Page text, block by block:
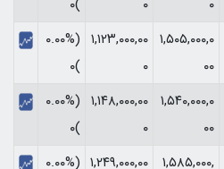
۰
۰
)۰
۱,۵۰۵,۰۰۰,۰
۰۰
۱,۱۲۳,۰۰۰,۰۰
۰
(۰.۰۰%
)۰
۱,۵۴۰,۰۰۰,۰
۰۰
۱,۱۴۸,۰۰۰,۰۰
۰
(۰.۰۰%
)۰
۱,۵۸۵,۰۰۰,
۱,۲۴۹,۰۰۰,۰۰
(۰.۰۰%